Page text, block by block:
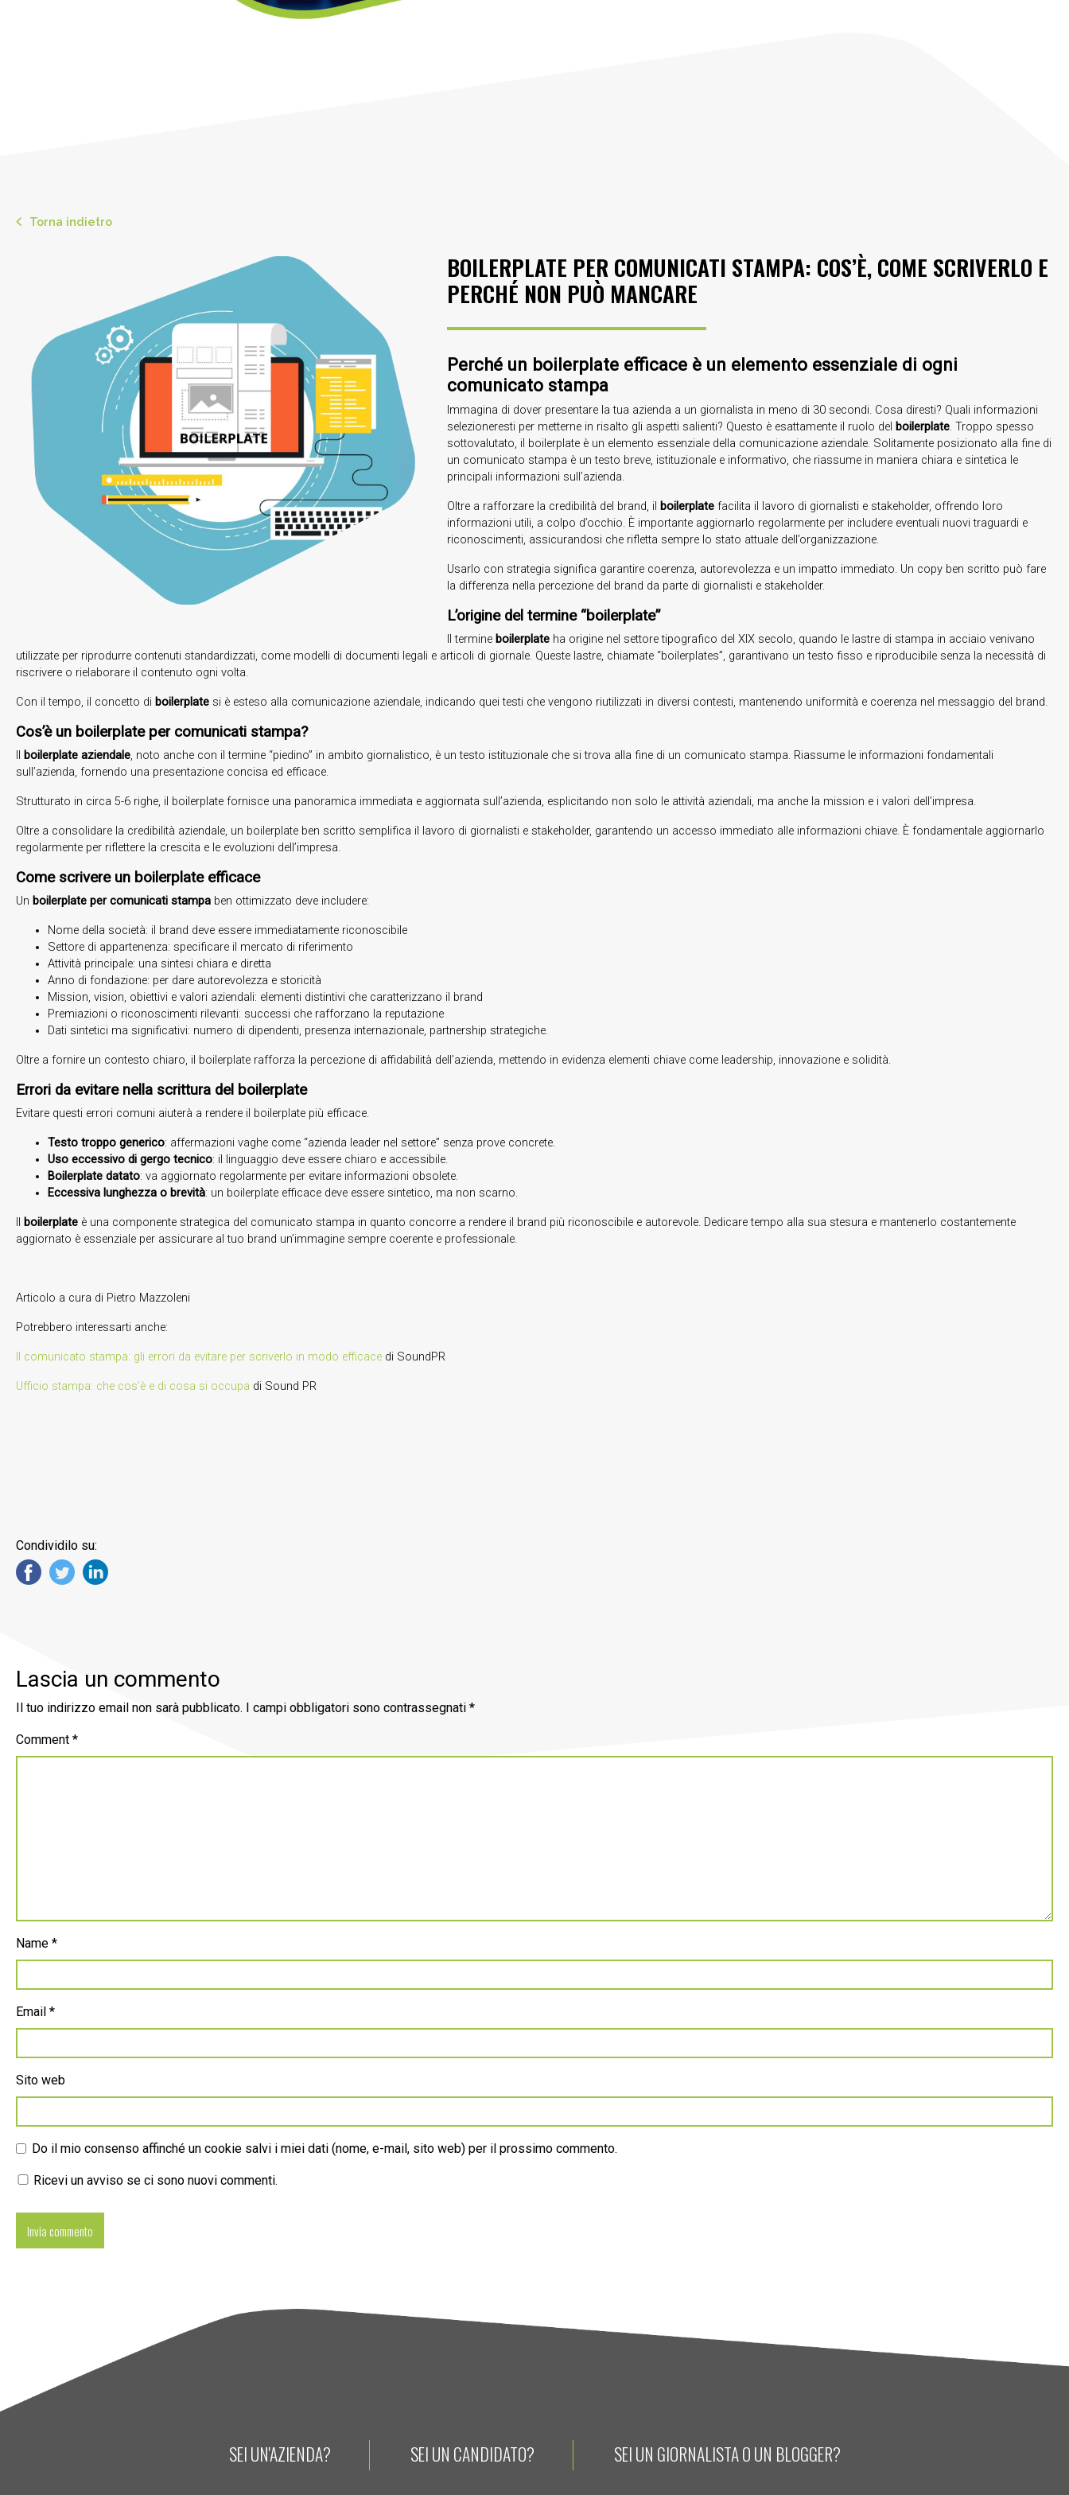
Torna indietro
BOILERPLATE PER COMUNICATI STAMPA: COS’È, COME SCRIVERLO E
PERCHÉ NON PUÒ MANCARE
Perché un boilerplate efficace è un elemento essenziale di ogni
comunicato stampa
Immagina di dover presentare la tua azienda a un giornalista in meno di 30 secondi. Cosa diresti? Quali informazioni
selezioneresti per metterne in risalto gli aspetti salienti? Questo è esattamente il ruolo del boilerplate. Troppo spesso
sottovalutato, il boilerplate è un elemento essenziale della comunicazione aziendale. Solitamente posizionato alla fine di
un comunicato stampa è un testo breve, istituzionale e informativo, che riassume in maniera chiara e sintetica le
principali informazioni sull’azienda.
Oltre a rafforzare la credibilità del brand, il boilerplatefacilita il lavoro di giornalisti e stakeholder, offrendo loro
informazioni utili, a colpo d’occhio. È importante aggiornarlo regolarmente per includere eventuali nuovi traguardi e
riconoscimenti, assicurandosi che rifletta sempre lo stato attuale dell’organizzazione.
Usarlo con strategia significa garantire coerenza, autorevolezza e un impatto immediato. Un copy ben scritto può fare
la differenza nella percezione del brand da parte di giornalisti e stakeholder.
L’origine del termine “boilerplate”
Il termine boilerplateha origine nel settore tipografico del XIX secolo, quando le lastre di stampa in acciaio venivano
utilizzate per riprodurre contenuti standardizzati, come modelli di documenti legali e articoli di giornale. Queste lastre, chiamate “boilerplates”, garantivano un testo fisso e riproducibile senza la necessità di
riscrivere o rielaborare il contenuto ogni volta.
Con il tempo, il concetto di boilerplate si è esteso alla comunicazione aziendale, indicando quei testi che vengono riutilizzati in diversi contesti, mantenendo uniformità e coerenza nel messaggio del brand.
Cos’è un boilerplate per comunicati stampa?
boilerplate aziendale, noto anche con il termine “piedino” in ambito giornalistico, è un testo istituzionale che si trova alla fine di un comunicato stampa. Riassume le informazioni fondamentali
sull’azienda, fornendo una presentazione concisa ed efficace.
Strutturato in circa 5-6 righe, il boilerplate fornisce una panoramica immediata e aggiornata sull’azienda, esplicitando non solo le attività aziendali, ma anche la mission e i valori dell’impresa.
Oltre a consolidare la credibilità aziendale, un boilerplate ben scritto semplifica il lavoro di giornalisti e stakeholder, garantendo un accesso immediato alle informazioni chiave. È fondamentale aggiornarlo
regolarmente per riflettere la crescita e le evoluzioni dell’impresa.
Come scrivere un boilerplate efficace
Un boilerplate per comunicati stampa ben ottimizzato deve includere:
Nome della società: il brand deve essere immediatamente riconoscibile
Settore di appartenenza: specificare il mercato di riferimento
Attività principale: una sintesi chiara e diretta
Anno di fondazione: per dare autorevolezza e storicità
Mission, vision, obiettivi e valori aziendali: elementi distintivi che caratterizzano il brand
Premiazioni o riconoscimenti rilevanti: successi che rafforzano la reputazione
Dati sintetici ma significativi: numero di dipendenti, presenza internazionale, partnership strategiche.
Oltre a fornire un contesto chiaro, il boilerplate rafforza la percezione di affidabilità dell’azienda, mettendo in evidenza elementi chiave come leadership, innovazione e solidità.
Errori da evitare nella scrittura del boilerplate
Evitare questi errori comuni aiuterà a rendere il boilerplate più efficace.
Testo troppo generico: affermazioni vaghe come “azienda leader nel settore” senza prove concrete.
Uso eccessivo di gergo tecnico: il linguaggio deve essere chiaro e accessibile.
Boilerplate datato: va aggiornato regolarmente per evitare informazioni obsolete.
Eccessiva lunghezza o brevità: un boilerplate efficace deve essere sintetico, ma non scarno.
boilerplate è una componente strategica del comunicato stampa in quanto concorre a rendere il brand più riconoscibile e autorevole. Dedicare tempo alla sua stesura e mantenerlo costantemente
aggiornato è essenziale per assicurare al tuo brand un’immagine sempre coerente e professionale.
Articolo a cura di Pietro Mazzoleni
Potrebbero interessarti anche:
Il comunicato stampa: gli errori da evitare per scriverlo in modo efficace di SoundPR
Ufficio stampa: che cos’è e di cosa si occupa di Sound PR
Condividilo su:
Lascia un commento
Il tuo indirizzo email non sarà pubblicato. I campi obbligatori sono contrassegnati *
Comment *
Name *
Email *
Sito web
Do il mio consenso affinché un cookie salvi i miei dati (nome, e-mail, sito web) per il prossimo commento.
Ricevi un avviso se ci sono nuovi commenti.
SEI UN'AZIENDA? SEI UN CANDIDATO? SEI UN GIORNALISTA O UN BLOGGER?